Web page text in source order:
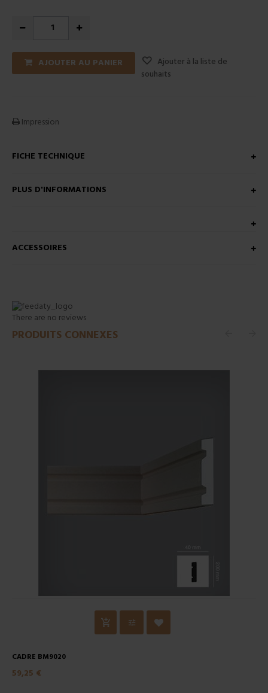
AJOUTER AU PANIER
Ajouter à la liste de
souhaits
Impression
FICHE TECHNIQUE
PLUS D'INFORMATIONS
ACCESSOIRES
There are no reviews
PRODUITS CONNEXES
CADRE BM9020
59,25 €